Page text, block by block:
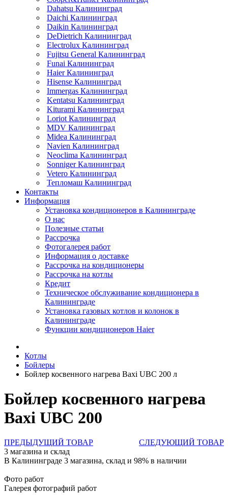
Dahatsu Калининград
Daichi Калининград
Daikin Калининград
DeDietrich Калининград
Electrolux Калининград
Fujitsu General Калининград
Funai Калининград
Haier Калининград
Hisense Калининград
Immergas Калининград
Kentatsu Калининград
Kiturami Калининград
Loriot Калининград
MDV Калининград
Midea Калининград
Navien Калининград
Neoclima Калининград
Sonniger Калининград
Vetero Калининград
Тепломаш Калининград
Контакты
Информация
Установка кондиционеров в Калининграде
О нас
Полезные статьи
Рассрочка
Фотогалерея работ
Информация о доставке
Рассрочка на кондиционеры
Рассрочка на котлы
Кредит
Техническое обслуживание кондиционера в
Калининграде
Установка газовых котлов и колонок в
Калининграде
Функции кондиционеров Haier
Котлы
Бойлеры
Бойлер косвенного нагрева Baxi UBC 200 л
Бойлер косвенного нагрева
Baxi UBC 200
ПРЕДЫДУЩИЙ ТОВАР
СЛЕДУЮЩИЙ ТОВАР
3 магазина и склад
В Калининграде 3 магазина, склад и 98% в наличии
Фото работ
Галерея фотографий работ